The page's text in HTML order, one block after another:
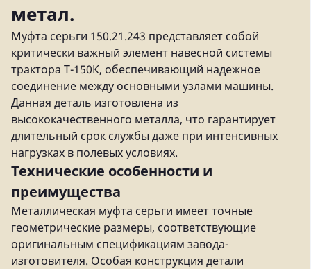
метал.
Муфта серьги 150.21.243 представляет собой
критически важный элемент навесной системы
трактора Т-150К, обеспечивающий надежное
соединение между основными узлами машины.
Данная деталь изготовлена из
высококачественного металла, что гарантирует
длительный срок службы даже при интенсивных
нагрузках в полевых условиях.
Технические особенности и
преимущества
Металлическая муфта серьги имеет точные
геометрические размеры, соответствующие
оригинальным спецификациям завода-
изготовителя. Особая конструкция детали